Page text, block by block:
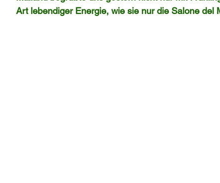
Art lebendiger Energie, wie sie nur die Salone del